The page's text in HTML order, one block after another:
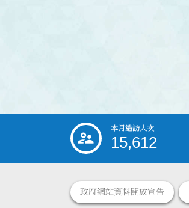
::: 本月造訪人次
15,612
政府網站資料開放宣告